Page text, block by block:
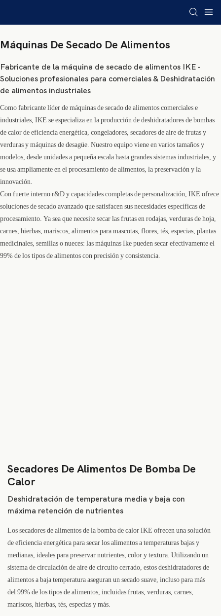
Máquinas De Secado De Alimentos
Fabricante de la máquina de secado de alimentos IKE -
Soluciones profesionales para comerciales & Deshidratación
de alimentos industriales
Como fabricante líder de máquinas de secado de alimentos comerciales e
industriales, IKE se especializa en la producción de deshidratadores de bombas
de calor de eficiencia energética, congeladores, secadores de aire de frutas y
verduras y máquinas de desagüe. Nuestro equipo viene en varios tamaños y
modelos, desde unidades a pequeña escala hasta grandes sistemas industriales, y
se usa ampliamente en el procesamiento de alimentos, la preservación y la
innovación.
Con fuerte interno r&D y capacidades completas de personalización, IKE ofrece
soluciones de secado avanzado que satisfacen sus necesidades específicas de
procesamiento. Ya sea que necesite secar las frutas en rodajas, verduras de hoja,
carnes, hierbas, mariscos, alimentos para mascotas, flores, tés, especias, plantas
medicinales, semillas o nueces: las máquinas Ike pueden secar efectivamente el
99% de los tipos de alimentos con precisión y consistencia.
Secadores De Alimentos De Bomba De
Calor
Deshidratación de temperatura media y baja con
máxima retención de nutrientes
Los secadores de alimentos de la bomba de calor IKE ofrecen una solución
de eficiencia energética para secar los alimentos a temperaturas bajas y
medianas, ideales para preservar nutrientes, color y textura. Utilizando un
sistema de circulación de aire de circuito cerrado, estos deshidratadores de
alimentos a baja temperatura aseguran un secado suave, incluso para más
del 99% de los tipos de alimentos, incluidas frutas, verduras, carnes,
mariscos, hierbas, tés, especias y más.